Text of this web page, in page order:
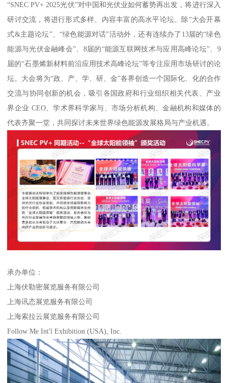
“SNEC PV+ 2025光伏”对中国和光伏业如何蓄势再出发，将进行深入
研讨交流，将进行形式多样、内容丰富的高水平论坛。除“大会开幕
式&主题论坛”、“绿色能源对话”活动外，还有连续办了13届的“绿色
能源与光伏金融峰会”、8届的“能源互联网技术与应用高峰论坛”、9
届的“石墨烯新材料前沿应用技术高峰论坛”等专注应用市场研讨的论
坛。大会将为“政、产、学、研、金”各界创造一个国际化、化的合作
交流与协同创新的机会，吸引各国政府和行业组织相关代表、产业
界企业 CEO、学术界科学家与、市场分析机构、金融机构和媒体的
代表齐聚一堂，共同探讨未来世界绿色能源发展格局与产业机遇。
承办单位：
上海伏勒密展览服务有限公司
上海讯态展览服务有限公司
上海索拉云展览服务有限公司
Follow Me Int'l Exhibition (USA), Inc.